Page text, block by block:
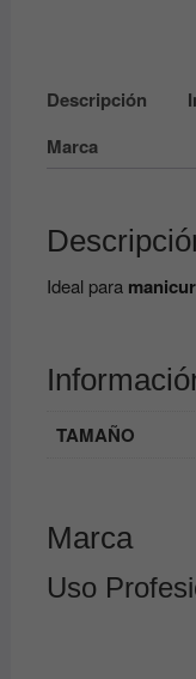
Descripción
Marca
Ideal para
TAMAÑO
Marca
Uso